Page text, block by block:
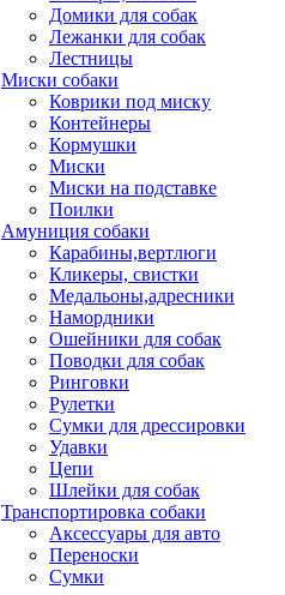
Домики для собак
Лежанки для собак
Лестницы
Миски собаки
Коврики под миску
Контейнеры
Кормушки
Миски
Миски на подставке
Поилки
Амуниция собаки
Карабины,вертлюги
Кликеры, свистки
Медальоны,адресники
Намордники
Ошейники для собак
Поводки для собак
Ринговки
Рулетки
Сумки для дрессировки
Удавки
Цепи
Шлейки для собак
Транспортировка собаки
Аксессуары для авто
Переноски
Сумки